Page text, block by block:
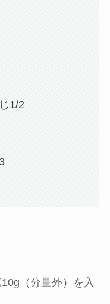
1/2
（分量外）を入